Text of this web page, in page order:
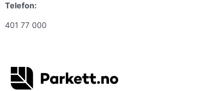
Telefon:
401 77 000